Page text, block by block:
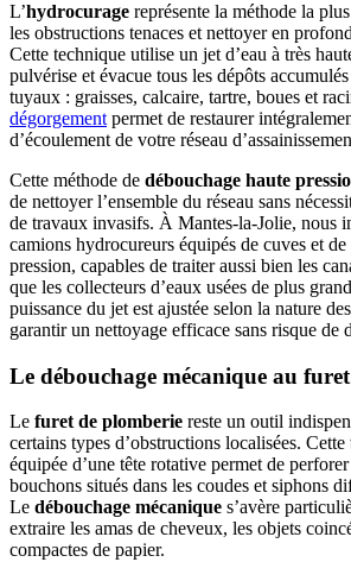
L’hydrocurage représente la méthode la
les obstructions tenaces et nettoyer en
Cette technique utilise un jet d’eau à très
pulvérise et évacue tous les dépôts
tuyaux : graisses, calcaire, tartre, boues et
dégorgement permet de restaurer
d’écoulement de votre réseau
Cette méthode de débouchage haute
de nettoyer l’ensemble du réseau sans
de travaux invasifs. À Mantes-la-Jolie, nous
camions hydrocureurs équipés de cuves et de
pression, capables de traiter aussi bien les
que les collecteurs d’eaux usées de plus
puissance du jet est ajustée selon la nature
garantir un nettoyage efficace sans risque de
Le débouchage mécanique au furet
Le furet de plomberie reste un outil
certains types d’obstructions localisées.
équipée d’une tête rotative permet de
bouchons situés dans les coudes et siphons
Le débouchage mécanique s’avère
extraire les amas de cheveux, les objets
compactes de papier.